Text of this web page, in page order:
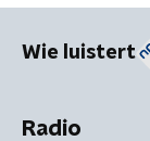
Wie luistert
Radio